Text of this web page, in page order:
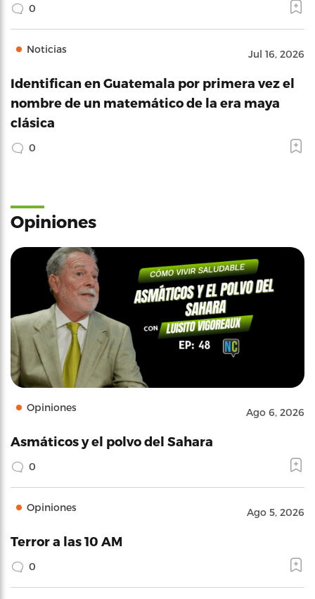
0
Noticias Jul 16, 2026
Identifican en Guatemala por primera vez el
nombre de un matemático de la era maya
clásica
0
Opiniones
Opiniones Ago 6, 2026
Asmáticos y el polvo del Sahara
0
Opiniones Ago 5, 2026
Terror a las 10 AM
0